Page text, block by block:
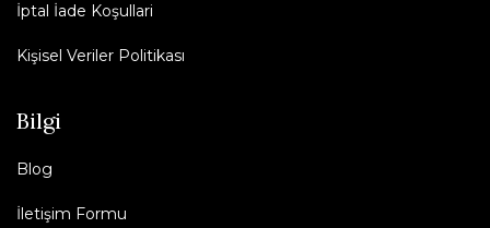
İptal İade Koşullari
Kişisel Veriler Politikası
Bilgi
Blog
İletişim Formu